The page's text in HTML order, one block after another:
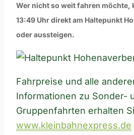
Wer nicht so weit fahren möchte,
13:49 Uhr direkt am Haltepunkt
oder aussteigen.
Fahrpreise und alle
Informationen zu Sonder-
Gruppenfahrten erhalten
www.kleinbahnexpress.de